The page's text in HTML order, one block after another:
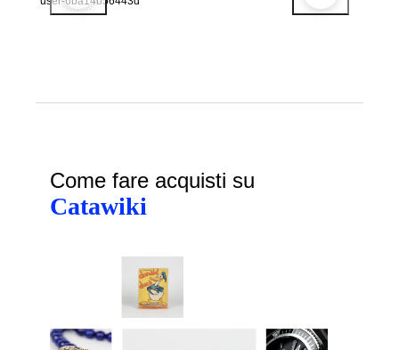
Come fare acquisti su
Catawiki